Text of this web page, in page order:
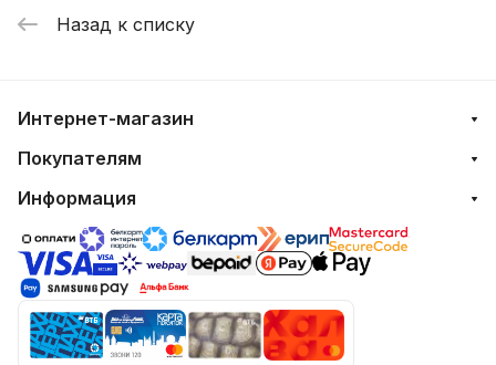
Назад к списку
Интернет-магазин
Покупателям
Информация